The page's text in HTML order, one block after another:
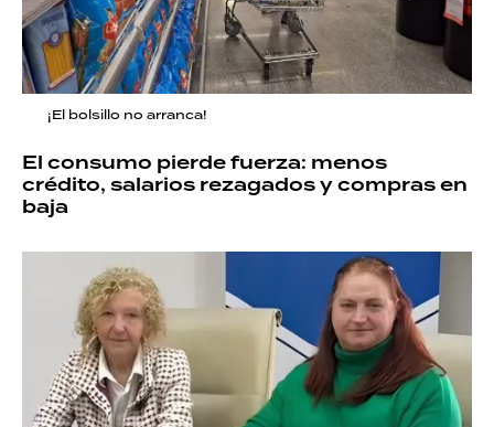
¡El bolsillo no arranca!
El consumo pierde fuerza: menos
crédito, salarios rezagados y compras en
baja